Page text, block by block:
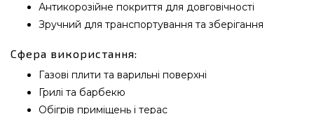
Антикорозійне покриття для довговічності
Зручний для транспортування та зберігання
Сфера використання:
Газові плити та варильні поверхні
Грилі та барбекю
Обігрів приміщень і терас